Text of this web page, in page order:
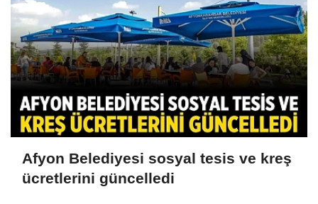
Afyon Belediyesi sosyal tesis ve kreş
ücretlerini güncelledi